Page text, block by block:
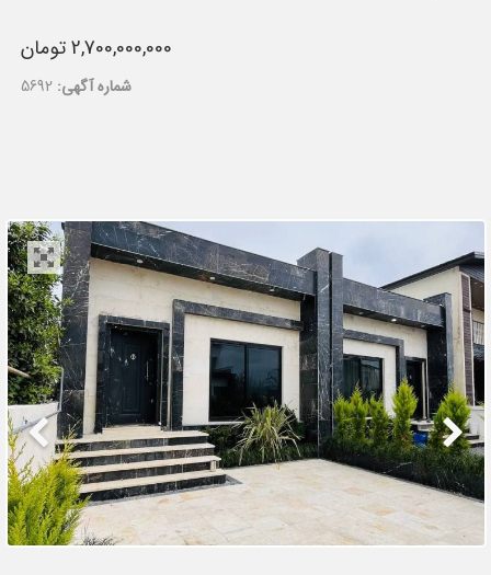
2,700,000,000 تومان
شماره آگهی: 5692